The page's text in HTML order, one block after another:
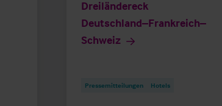
Dreiländereck
Deutschland–Frankreich–
Schweiz
Pressemitteilungen Hotels